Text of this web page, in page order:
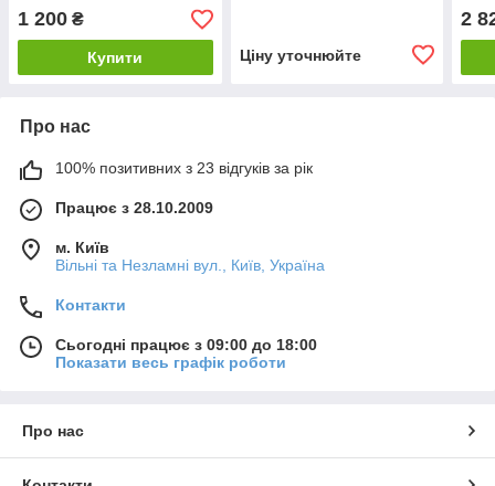
1 200 ₴
Купити Ціну уточнюйте
2
Про нас
100% позитивних з 23 відгуків за рік
Працює з 28.10.2009
м. Київ
Вільні та Незламні вул., Київ, Україна
Контакти
Сьогодні працює з 09:00 до 18:00
Показати весь графік роботи
Про нас